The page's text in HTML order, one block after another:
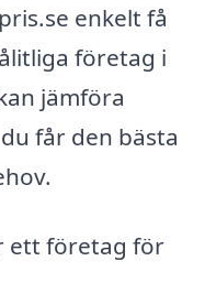
enkelt få
företag i
jämföra
får den bästa
ett företag för